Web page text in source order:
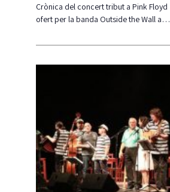
Crònica del concert tribut a Pink Floyd
ofert per la banda Outside the Wall a…